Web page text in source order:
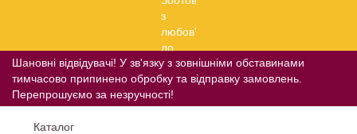
Шановні відвідувачі! У зв'язку з зовнішніми обставинами
тимчасово припинено обробку та відправку замовлень.
Перепрошуємо за незручності!
Каталог